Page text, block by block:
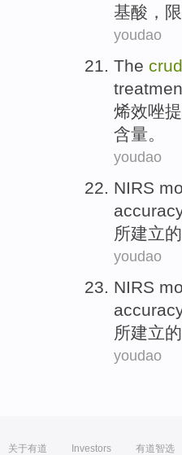
基酸 ，
youdao
The
烯效唑
含量。
youdao
NIRS
所建立的
youdao
NIRS
所建立的
youdao
关于有道 Investors 有道智选